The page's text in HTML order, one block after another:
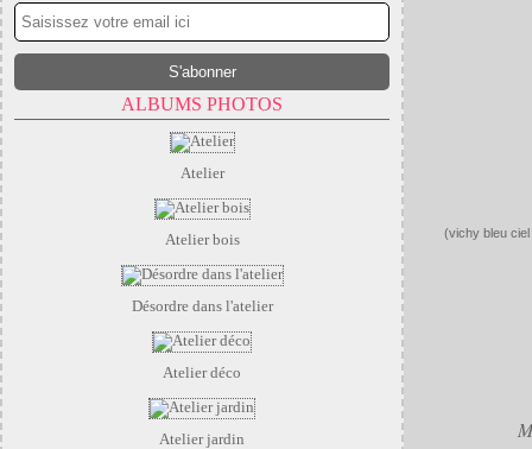
ALBUMS PHOTOS
Atelier
Atelier bois
Désordre dans l'atelier
Atelier déco
Atelier jardin
(vichy bleu